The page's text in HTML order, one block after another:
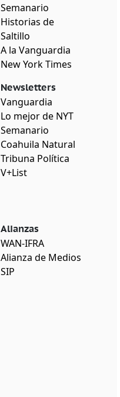
Semanario
Historias de
Saltillo
A la Vanguardia
New York Times
Newsletters
Vanguardia
Lo mejor de NYT
Semanario
Coahuila Natural
Tribuna Política
V+List
Alianzas
WAN-IFRA
Alianza de Medios
SIP